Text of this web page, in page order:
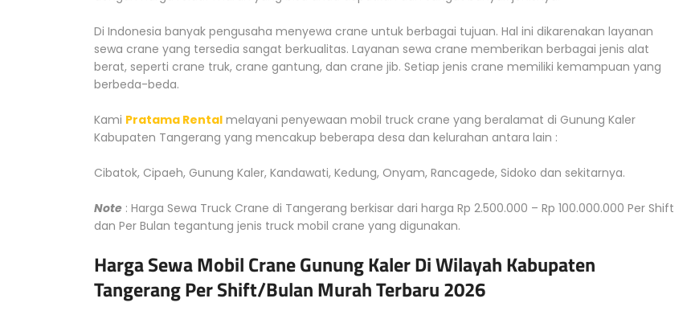
Di Indonesia banyak pengusaha menyewa crane untuk berbagai tujuan. Hal ini dikarenakan layanan
sewa crane yang tersedia sangat berkualitas. Layanan sewa crane memberikan berbagai jenis alat
berat, seperti crane truk, crane gantung, dan crane jib. Setiap jenis crane memiliki kemampuan yang
berbeda-beda.
Kami Pratama Rental melayani penyewaan mobil truck crane yang beralamat di Gunung Kaler
Kabupaten Tangerang yang mencakup beberapa desa dan kelurahan antara lain :
Cibatok, Cipaeh, Gunung Kaler, Kandawati, Kedung, Onyam, Rancagede, Sidoko dan sekitarnya.
Note : Harga Sewa Truck Crane di Tangerang berkisar dari harga Rp 2.500.000 – Rp 100.000.000 Per Shift
dan Per Bulan tegantung jenis truck mobil crane yang digunakan.
Harga Sewa Mobil Crane Gunung Kaler Di Wilayah Kabupaten
Tangerang Per Shift/Bulan Murah Terbaru 2026